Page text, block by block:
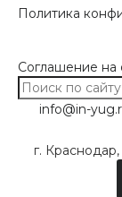
Политика
Соглашение на
info@in-
г.